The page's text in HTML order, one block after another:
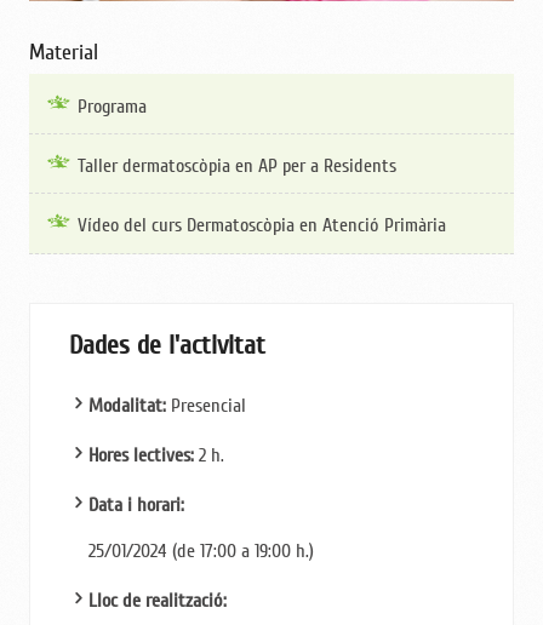
Material
Programa
Taller dermatoscòpia en AP per a Residents
Vídeo del curs Dermatoscòpia en Atenció Primària
Dades de l'activitat
Modalitat: Presencial
Hores lectives: 2 h.
Data i horari:
25/01/2024 (de 17:00 a 19:00 h.)
Lloc de realització: